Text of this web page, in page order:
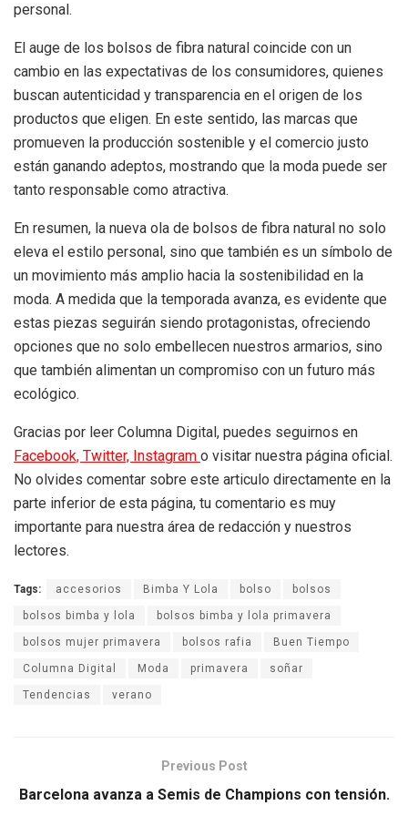
personal.
El auge de los bolsos de fibra natural coincide con un
cambio en las expectativas de los consumidores, quienes
buscan autenticidad y transparencia en el origen de los
productos que eligen. En este sentido, las marcas que
promueven la producción sostenible y el comercio justo
están ganando adeptos, mostrando que la moda puede ser
tanto responsable como atractiva.
En resumen, la nueva ola de bolsos de fibra natural no solo
eleva el estilo personal, sino que también es un símbolo de
un movimiento más amplio hacia la sostenibilidad en la
moda. A medida que la temporada avanza, es evidente que
estas piezas seguirán siendo protagonistas, ofreciendo
opciones que no solo embellecen nuestros armarios, sino
que también alimentan un compromiso con un futuro más
ecológico.
Gracias por leer Columna Digital, puedes seguirnos en
Facebook, Twitter, Instagram o visitar nuestra página oficial.
No olvides comentar sobre este articulo directamente en la
parte inferior de esta página, tu comentario es muy
importante para nuestra área de redacción y nuestros
lectores.
Tags: accesorios Bimba Y Lola bolso bolsos
bolsos bimba y lola bolsos bimba y lola primavera
bolsos mujer primavera bolsos rafia Buen Tiempo
Columna Digital Moda primavera soñar
Tendencias verano
Previous Post
Barcelona avanza a Semis de Champions con tensión.